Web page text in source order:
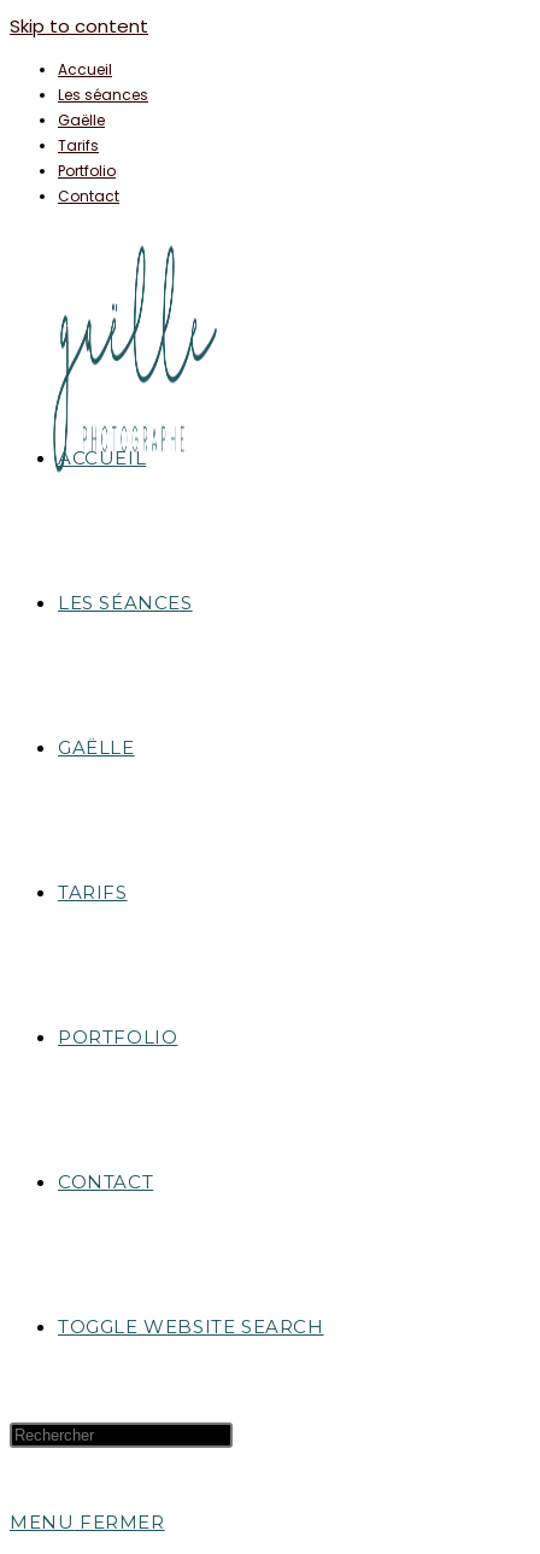
Skip to content
Accueil
Les séances
Gaëlle
Tarifs
Portfolio
Contact
ACCUEIL
LES SÉANCES
GAËLLE
TARIFS
PORTFOLIO
CONTACT
TOGGLE WEBSITE SEARCH
MENU FERMER